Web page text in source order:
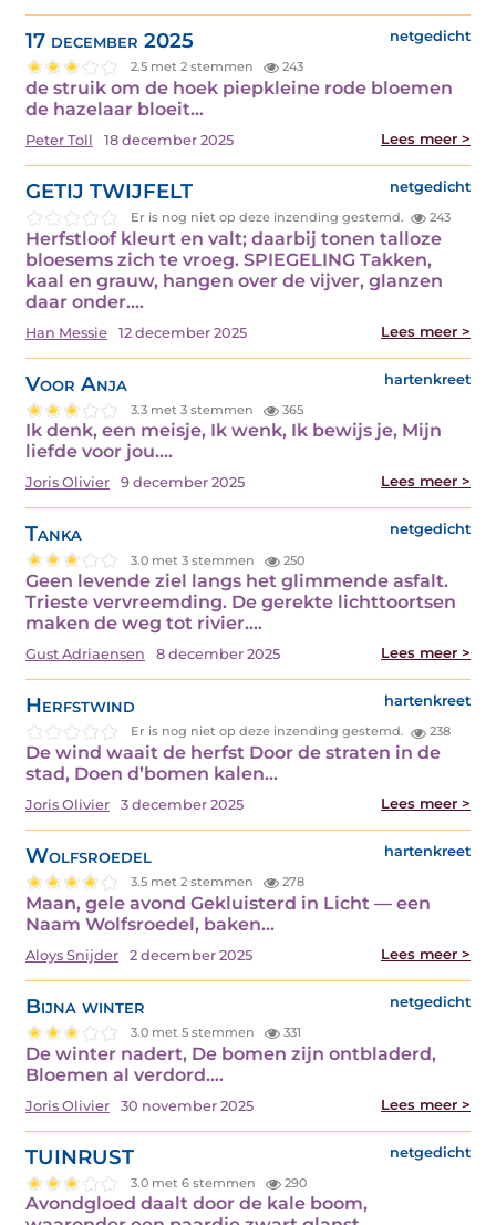
17 december 2025 netgedicht
2.5 met 2 stemmen 243
de struik om de hoek piepkleine rode bloemen
de hazelaar bloeit…
Peter Toll 18 december 2025 Lees meer >
GETIJ TWIJFELT netgedicht
Er is nog niet op deze inzending gestemd. 243
Herfstloof kleurt en valt; daarbij tonen talloze
bloesems zich te vroeg. SPIEGELING Takken,
kaal en grauw, hangen over de vijver, glanzen
daar onder.…
Han Messie 12 december 2025 Lees meer >
Voor Anja hartenkreet
3.3 met 3 stemmen 365
Ik denk, een meisje, Ik wenk, Ik bewijs je, Mijn
liefde voor jou.…
Joris Olivier 9 december 2025 Lees meer >
Tanka netgedicht
3.0 met 3 stemmen 250
Geen levende ziel langs het glimmende asfalt.
Trieste vervreemding. De gerekte lichttoortsen
maken de weg tot rivier.…
Gust Adriaensen 8 december 2025 Lees meer >
Herfstwind hartenkreet
Er is nog niet op deze inzending gestemd. 238
De wind waait de herfst Door de straten in de
stad, Doen d’bomen kalen…
Joris Olivier 3 december 2025 Lees meer >
Wolfsroedel hartenkreet
3.5 met 2 stemmen 278
Maan, gele avond Gekluisterd in Licht — een
Naam Wolfsroedel, baken…
Aloys Snijder 2 december 2025 Lees meer >
Bijna winter netgedicht
3.0 met 5 stemmen 331
De winter nadert, De bomen zijn ontbladerd,
Bloemen al verdord.…
Joris Olivier 30 november 2025 Lees meer >
TUINRUST netgedicht
3.0 met 6 stemmen 290
Avondgloed daalt door de kale boom,